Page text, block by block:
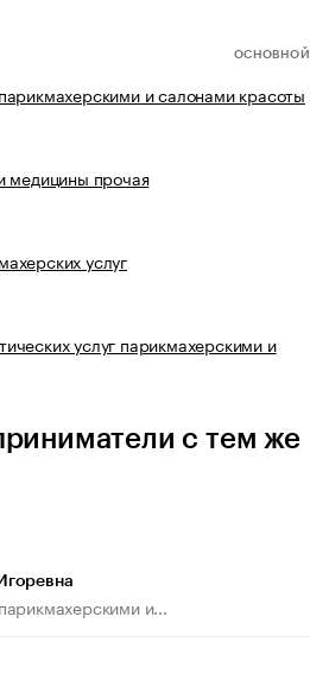
ОСНОВНОЙ
и салонами красоты
медицины прочая
услуг
услуг парикмахерскими и
с тем же
и...